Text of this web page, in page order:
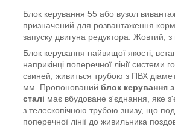
Блок керування 55 або вузол
призначений для розвантаження
запуску двигуна редуктора. Жовтий,
Блок керування найвищої якості,
наприкінці поперечної лінії системи
свиней, живиться трубою з ПВХ
мм. Пропонований блок керування
сталі має вбудоване з'єднання, яке
з телескопічною трубою знизу, що
поперечної лінії до живильника